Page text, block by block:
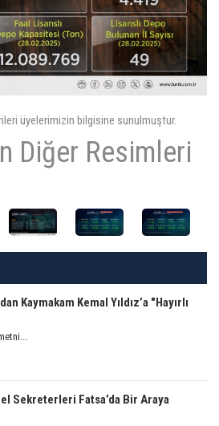
üyelerimizin bilgisine sunulmuştur.
Diğer Resimleri
Kaymakam Kemal Yıldız’a "Hayırlı
Sekreterleri Fatsa’da Bir Araya